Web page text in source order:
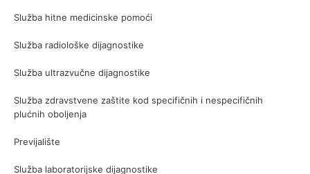
Služba hitne medicinske pomoći
Služba radiološke dijagnostike
Služba ultrazvučne dijagnostike
Služba zdravstvene zaštite kod specifičnih i nespecifičnih
plućnih oboljenja
Previjalište
Služba laboratorijske dijagnostike